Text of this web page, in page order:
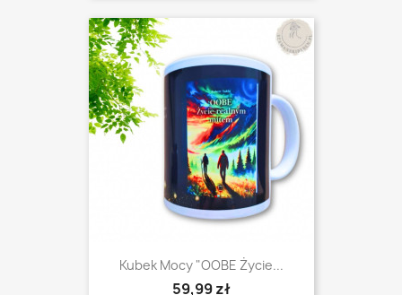
Kubek Mocy "OOBE Życie...
59,99 zł